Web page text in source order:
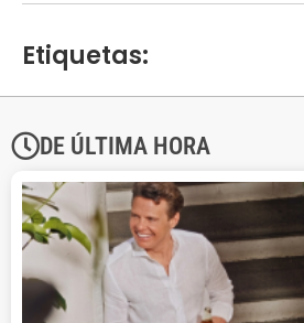
Etiquetas:
DE ÚLTIMA HORA